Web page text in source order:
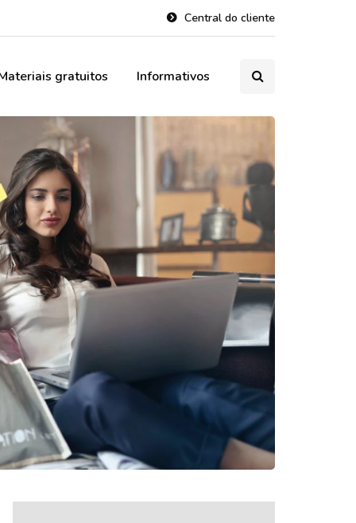
Central do cliente
gratuitos Informativos